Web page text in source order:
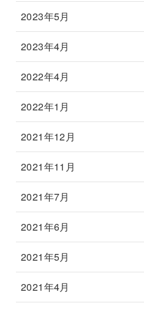
2023年5月
2023年4月
2022年4月
2022年1月
2021年12月
2021年11月
2021年7月
2021年6月
2021年5月
2021年4月